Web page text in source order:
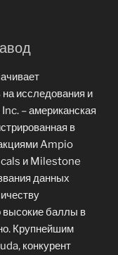
исследования и
– американская
в
Ampio
и Milestone
данных
высокие баллы в
Крупнейшим
конкурент